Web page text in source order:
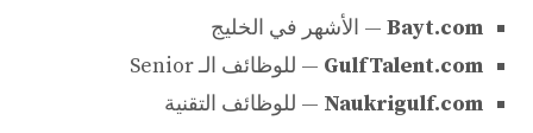
Bayt.com — الأشهر في الخليج
GulfTalent.com — للوظائف الـ Senior
Naukrigulf.com — للوظائف التقنية